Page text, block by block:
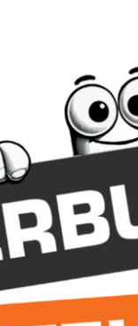
zu wechseln und die
hilfreich bei